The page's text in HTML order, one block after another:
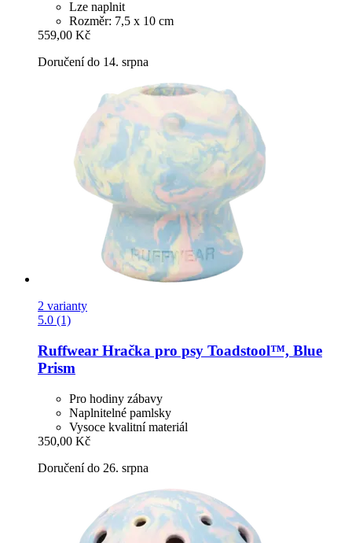
Lze naplnit
Rozměr: 7,5 x 10 cm
559,00 Kč
Doručení do 14. srpna
2 varianty
5.0 (1)
Ruffwear Hračka pro psy Toadstool™, Blue
Prism
Pro hodiny zábavy
Naplnitelné pamlsky
Vysoce kvalitní materiál
350,00 Kč
Doručení do 26. srpna